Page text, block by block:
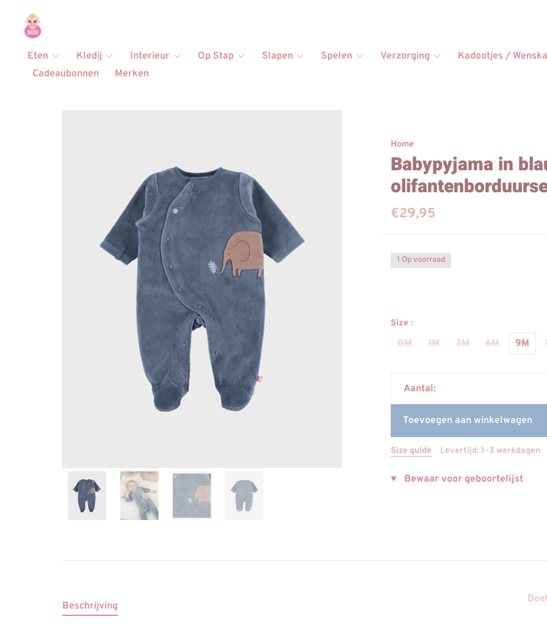
Eten Kledij Interieur Op Stap Slapen Spelen Verzorging Kadootjes /
Cadeaubonnen
Merken
Home
Babypyjama in
€29,95
1 Op voorraad
Size :
0M 1M 3M 6M 9M
Aantal:
Toevoegen aan winkelwagen
Size guide Levertijd: 1-3 werkdagen
♥ Bewaar voor geboortelijst
Beschrijving